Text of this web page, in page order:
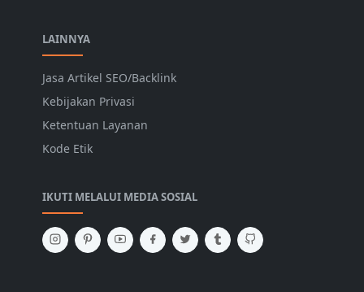
LAINNYA
Jasa Artikel SEO/Backlink
Kebijakan Privasi
Ketentuan Layanan
Kode Etik
IKUTI MELALUI MEDIA SOSIAL